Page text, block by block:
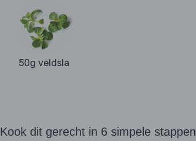
50g veldsla
Kook dit gerecht in 6 simpele stappen